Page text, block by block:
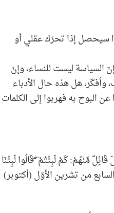
سيحصل إذا تحرّك عقلي أو
السياسة ليست للنساء، وإنّ
وأفكّر، هل هذه حال الأدباء
البوح به فهربوا إلى الكلمات
مِّنْهُمْ: كَمْ لَبِثْتُمْ ۖ قَالُوا لَبِثْنَا
من تشرين الأوّل (أكتوبر)